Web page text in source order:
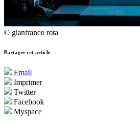
© gianfranco rota
Partager cet article
Email
Imprimer
Twitter
Facebook
Myspace